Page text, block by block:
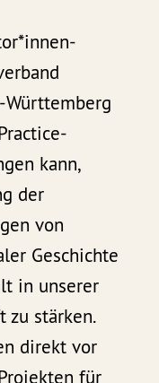
kann,
der
von
Geschichte
in unserer
zu stärken.
direkt vor
für